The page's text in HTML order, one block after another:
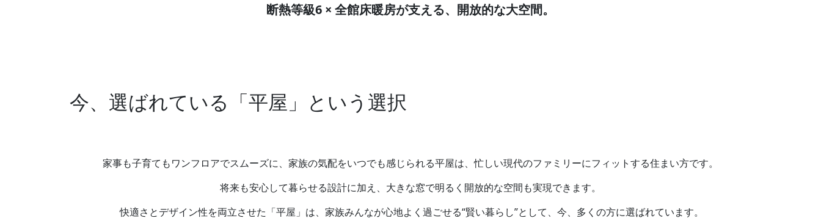
断熱等級6 × 全館床暖房が支える、開放的な大空間。
今、選ばれている「平屋」という選択
家事も子育てもワンフロアでスムーズに、家族の気配をいつでも感じられる平屋は、忙しい現代のファミリーにフィットする住まい方です。
将来も安心して暮らせる設計に加え、大きな窓で明るく開放的な空間も実現できます。
快適さとデザイン性を両立させた「平屋」は、家族みんなが心地よく過ごせる“賢い暮らし”として、今、多くの方に選ばれています。